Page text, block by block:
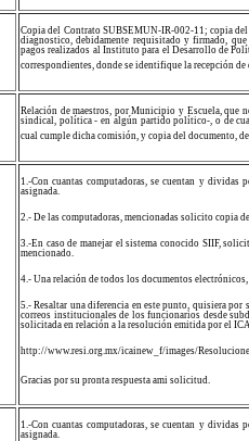
Copia del Contrato SUBSEMUN-IR-002-11; copia
diagnostico, debidamente requisitado y firmado,
pagos realizados al Instituto para el Desarrollo de
correspondientes, donde se identifique la recepción de
Relación de maestros, por Municipio y Escuela, que
sindical, política - en algún partido político-, o de
cual cumple dicha comisión, y copia del documento,
1.-Con cuantas computadoras, se cuentan y dividas
asignada.
2.- De las computadoras, mencionadas solicito copia
3.-En caso de manejar el sistema conocido SIIF,
mencionado.
4.- Una relación de todos los documentos
5.- Resaltar una diferencia en este punto, quisiera
correos institucionales de los funcionarios desde
solicitada en relación a la resolución emitida por el
http://www.resi.org.mx/icainew_f/images/
Gracias por su pronta respuesta ami solicitud.
1.-Con cuantas computadoras, se cuentan y dividas
asignada.